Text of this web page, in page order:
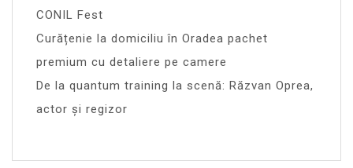
CONIL Fest
Curățenie la domiciliu în Oradea pachet
premium cu detaliere pe camere
De la quantum training la scenă: Răzvan Oprea,
actor și regizor